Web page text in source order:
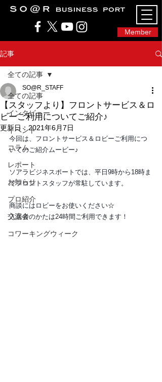
Member
SO@Rビジネスポート｜広島市のシェアオフィ
ス・コワーキングスペース
記事
全ての記事
インタビュー
イベント
コラム
レポート
お知らせ
プロ紹介
交流会
コワーキングウィーク
全ての記事
【スタッフより】フロントサービス＆ロ
ビーご利用についてご紹介♪
SO@R_STAFF
更新日：2021年6月7日
今回は、フロントサービス＆ロビーご利用につ
いてのご紹介ムービー♪
ソアラビジネスポートでは、平日9時から18時ま
でフロントスタッフが常駐しています。
商談にはロビーをお使いください☆
入居者のかたは24時間ご利用できます！